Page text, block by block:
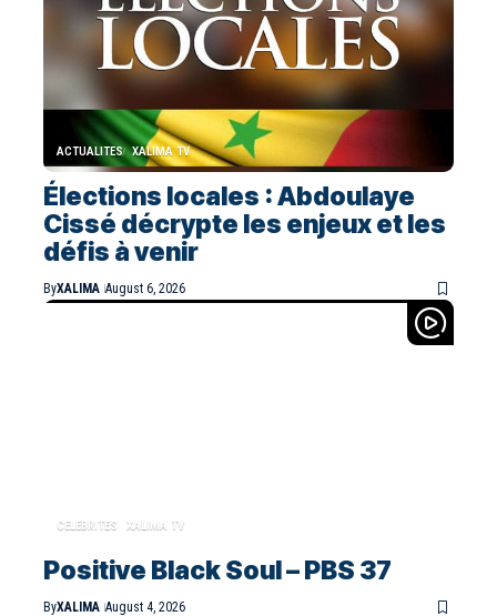
ACTUALITES XALIMA TV
Élections locales : Abdoulaye
Cissé décrypte les enjeux et les
défis à venir
ByXALIMA August 6, 2026
CELEBRITES XALIMA TV
Positive Black Soul – PBS 37
ByXALIMA August 4, 2026